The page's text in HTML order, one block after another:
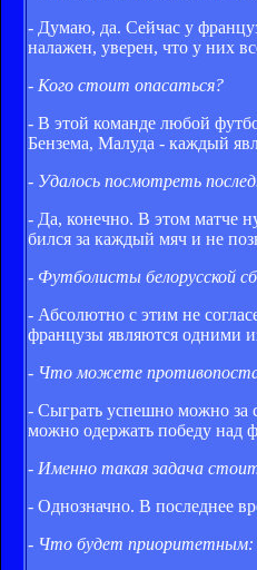
- Думаю, да. Сейчас у
налажен, уверен, что у них
- Кого стоит опасаться?
- В этой команде любой
Бензема, Малуда - каждый
- Удалось посмотреть
- Да, конечно. В этом матче
бился за каждый мяч и не
- Футболисты белорусской
- Абсолютно с этим не
французы являются одними
- Что можете
- Сыграть успешно можно за
можно одержать победу над
- Именно такая задача
- Однозначно. В последнее
- Что будет приоритетным: